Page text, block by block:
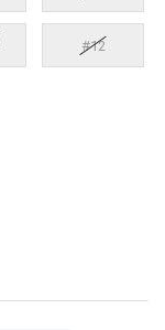
#12